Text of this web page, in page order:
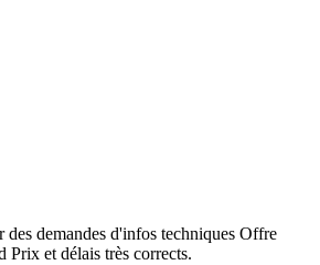
des demandes d'infos techniques Offre
Prix et délais très corrects.